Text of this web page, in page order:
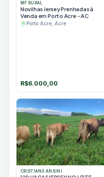
MF RURAL
Novilhas Jersey Prenhadas à
Venda em Porto Acre - AC
Porto Acre, Acre
R$6.000,00
CRISTIANO ANSINI